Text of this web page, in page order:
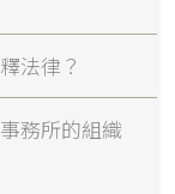
法律？
務所的組織